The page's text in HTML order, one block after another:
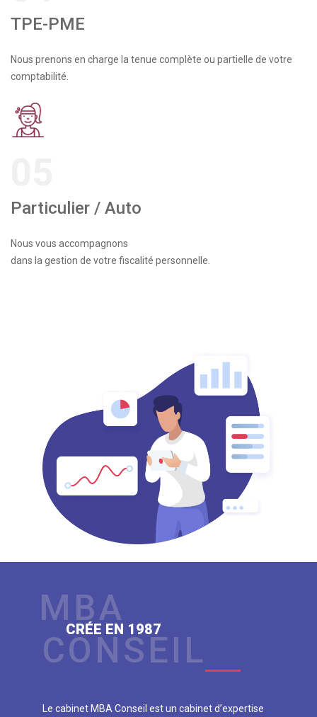
TPE-PME
Nous prenons en charge la tenue complète ou partielle de votre
comptabilité.
Particulier / Auto
Nous vous accompagnons
dans la gestion de votre fiscalité personnelle.
MBA
CONSEIL
CRÉE EN 1987
Le cabinet MBA Conseil est un cabinet d’expertise